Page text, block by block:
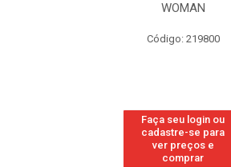
WOMAN
Código: 219800
Faça seu login ou
cadastre-se para
ver preços e
comprar